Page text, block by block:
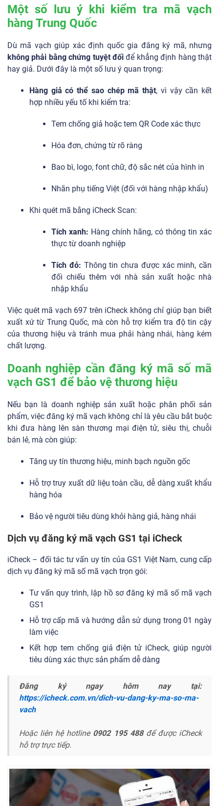
Một số lưu ý khi kiểm tra mã vạch
hàng Trung Quốc
Dù mã vạch giúp xác định quốc gia đăng ký mã, nhưng
không phải bằng chứng tuyệt đối để khẳng định hàng thật
hay giả. Dưới đây là một số lưu ý quan trọng:
Hàng giả có thể sao chép mã thật, vì vậy cần kết
hợp nhiều yếu tố khi kiểm tra:
Tem chống giả hoặc tem QR Code xác thực
Hóa đơn, chứng từ rõ ràng
Bao bì, logo, font chữ, độ sắc nét của hình in
Nhãn phụ tiếng Việt (đối với hàng nhập khẩu)
Khi quét mã bằng iCheck Scan:
Tích xanh: Hàng chính hãng, có thông tin xác
thực từ doanh nghiệp
Tích đỏ: Thông tin chưa được xác minh, cần
đối chiếu thêm với nhà sản xuất hoặc nhà
nhập khẩu
Việc quét mã vạch 697 trên iCheck không chỉ giúp bạn biết
xuất xứ từ Trung Quốc, mà còn hỗ trợ kiểm tra độ tin cậy
của thương hiệu và tránh mua phải hàng nhái, hàng kém
chất lượng.
Doanh nghiệp cần đăng ký mã số mã
vạch GS1 để bảo vệ thương hiệu
Nếu bạn là doanh nghiệp sản xuất hoặc phân phối sản
phẩm, việc đăng ký mã vạch không chỉ là yêu cầu bắt buộc
khi đưa hàng lên sàn thương mại điện tử, siêu thị, chuỗi
bán lẻ, mà còn giúp:
Tăng uy tín thương hiệu, minh bạch nguồn gốc
Hỗ trợ truy xuất dữ liệu toàn cầu, dễ dàng xuất khẩu
hàng hóa
Bảo vệ người tiêu dùng khỏi hàng giả, hàng nhái
Dịch vụ đăng ký mã vạch GS1 tại iCheck
iCheck – đối tác tư vấn uy tín của GS1 Việt Nam, cung cấp
dịch vụ đăng ký mã số mã vạch trọn gói:
Tư vấn quy trình, lập hồ sơ đăng ký mã số mã vạch
GS1
Hỗ trợ cấp mã và hướng dẫn sử dụng trong 01 ngày
làm việc
Kết hợp tem chống giả điện tử iCheck, giúp người
tiêu dùng xác thực sản phẩm dễ dàng
Đăng ký ngay hôm nay tại:
https://icheck.com.vn/dich-vu-dang-ky-ma-so-ma-
vach
Hoặc liên hệ hotline 0902 195 488để được iCheck
hỗ trợ trực tiếp.